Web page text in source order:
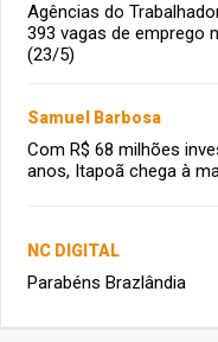
Agências do
393 vagas de emprego
(23/5)
Samuel Barbosa
Com R$ 68 milhões
anos, Itapoã chega à
NC DIGITAL
Parabéns Brazlândia